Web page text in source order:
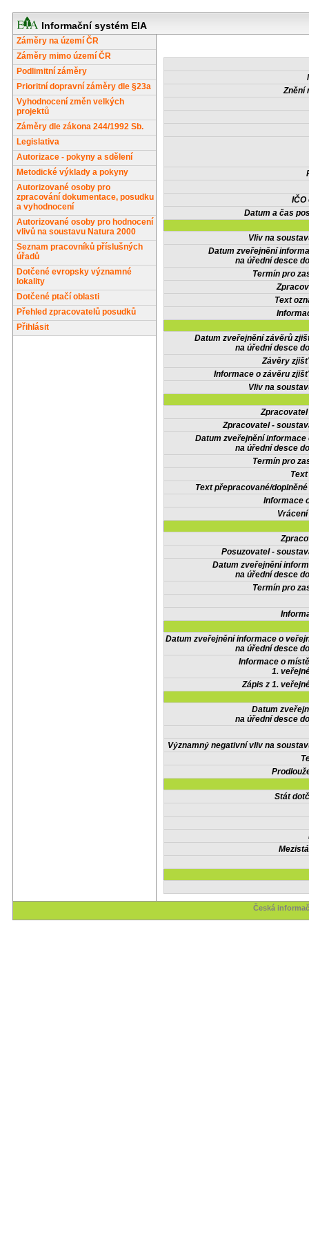
Informační systém EIA
Záměry na území ČR
Záměry mimo území ČR
Podlimitní záměry
Prioritní dopravní záměry dle §23a
Vyhodnocení změn velkých
projektů
Záměry dle zákona 244/1992 Sb.
Legislativa
Autorizace - pokyny a sdělení
Metodické výklady a pokyny
Autorizované osoby pro
zpracování dokumentace, posudku
a vyhodnocení
Autorizované osoby pro hodnocení
vlivů na soustavu Natura 2000
Seznam pracovníků příslušných
úřadů
Dotčené evropsky významné
lokality
Dotčené ptačí oblasti
Přehled zpracovatelů posudků
Přihlásit
Znění
IČO
Datum a čas
Vliv na
Datum zveřejnění
na úřední desce
Termín pro
Text
Datum zveřejnění závěrů
na úřední desce
Závěry
Informace o závěru
Vliv na
Zpracovatel -
Datum zveřejnění informace
na úřední desce
Termín pro
Text přepracované/
Informace
Posuzovatel -
Datum zveřejnění
na úřední desce
Termín pro
Datum zveřejnění informace o
na úřední desce
Informace o
1.
Zápis z 1.
Datum
na úřední desce
Významný negativní vliv na
Stát
Česká